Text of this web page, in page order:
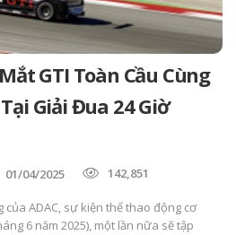
GTI Toàn Cầu Cùng
Giải Đua 24 Giờ
01/04/2025 142,851
ADAC, sự kiện thể thao động cơ
6 năm 2025), một lần nữa sẽ tập